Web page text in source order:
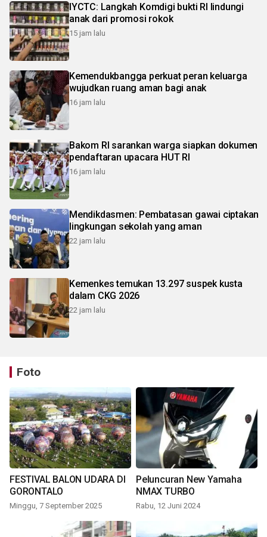
IYCTC: Langkah Komdigi bukti RI lindungi
anak dari promosi rokok
15 jam lalu
Kemendukbangga perkuat peran keluarga
wujudkan ruang aman bagi anak
16 jam lalu
Bakom RI sarankan warga siapkan dokumen
pendaftaran upacara HUT RI
16 jam lalu
Mendikdasmen: Pembatasan gawai ciptakan
lingkungan sekolah yang aman
22 jam lalu
Kemenkes temukan 13.297 suspek kusta
dalam CKG 2026
22 jam lalu
Foto
FESTIVAL BALON UDARA DI
GORONTALO
Minggu, 7 September 2025
Peluncuran New Yamaha
NMAX TURBO
Rabu, 12 Juni 2024